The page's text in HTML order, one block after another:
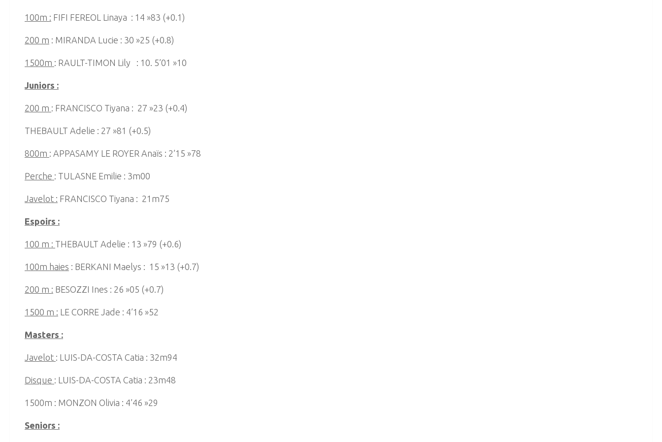
100m : FIFI FEREOL Linaya : 14 »83 (+0.1)
200 m : MIRANDA Lucie : 30 »25 (+0.8)
1500m : RAULT-TIMON Lily : 10. 5’01 »10
Juniors :
200 m : FRANCISCO Tiyana : 27 »23 (+0.4)
THEBAULT Adelie : 27 »81 (+0.5)
800m : APPASAMY LE ROYER Anaïs : 2’15 »78
Perche : TULASNE Emilie : 3m00
Javelot : FRANCISCO Tiyana : 21m75
Espoirs :
100 m : THEBAULT Adelie : 13 »79 (+0.6)
100m haies : BERKANI Maelys : 15 »13 (+0.7)
200 m : BESOZZI Ines : 26 »05 (+0.7)
1500 m : LE CORRE Jade : 4’16 »52
Masters :
Javelot : LUIS-DA-COSTA Catia : 32m94
Disque : LUIS-DA-COSTA Catia : 23m48
1500m : MONZON Olivia : 4’46 »29
Seniors :